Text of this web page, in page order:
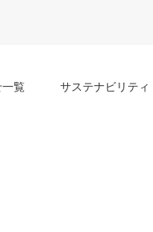
一覧 サステナビリティ